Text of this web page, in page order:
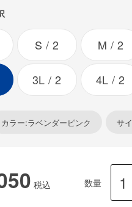
S 2 M 2
3L 2 4L 2
カラー:ラベンダーピンク サ
数量